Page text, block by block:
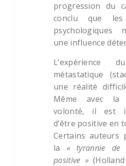
progression du
conclu que les
psychologiques
une influence
L’expérience
métastatique
une réalité
Même avec la
volonté, il est
d’être positive en
Certains auteurs
la « tyrannie de
positive »